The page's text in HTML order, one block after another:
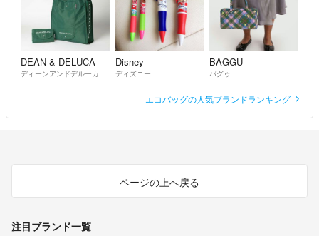
DEAN & DELUCA
ディーンアンドデルーカ
Disney
ディズニー
BAGGU
バグゥ
エコバッグの人気ブランドランキング
ページの上へ戻る
注目ブランド一覧